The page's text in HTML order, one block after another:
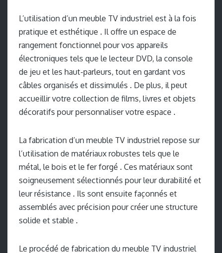
L’utilisation d’un meuble TV industriel est à la fois
pratique et esthétique . Il offre un espace de
rangement fonctionnel pour vos appareils
électroniques tels que le lecteur DVD, la console
de jeu et les haut-parleurs, tout en gardant vos
câbles organisés et dissimulés . De plus, il peut
accueillir votre collection de films, livres et objets
décoratifs pour personnaliser votre espace .
La fabrication d’un meuble TV industriel repose sur
l’utilisation de matériaux robustes tels que le
métal, le bois et le fer forgé . Ces matériaux sont
soigneusement sélectionnés pour leur durabilité et
leur résistance . Ils sont ensuite façonnés et
assemblés avec précision pour créer une structure
solide et stable .
Le procédé de fabrication du meuble TV industriel